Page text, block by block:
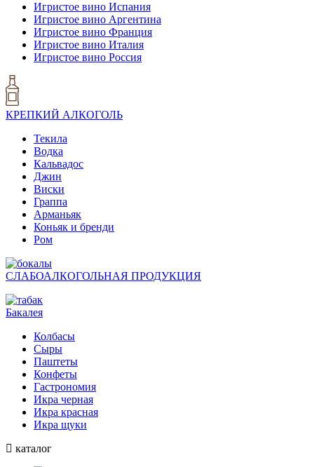
Игристое вино Испания
Игристое вино Аргентина
Игристое вино Франция
Игристое вино Италия
Игристое вино Россия
КРЕПКИЙ АЛКОГОЛЬ
Текила
Водка
Кальвадос
Джин
Виски
Граппа
Арманьяк
Коньяк и бренди
Ром
СЛАБОАЛКОГОЛЬНАЯ ПРОДУКЦИЯ
Бакалея
Колбасы
Сыры
Паштеты
Конфеты
Гастрономия
Икра черная
Икра красная
Икра щуки
каталог